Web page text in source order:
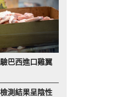
巴西進口雞翼
測結果呈陰性